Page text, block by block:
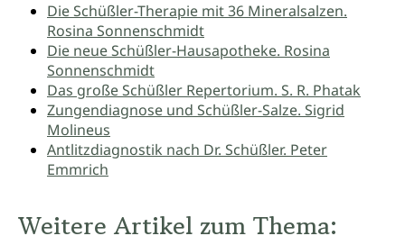
Die Schüßler-Therapie mit 36 Mineralsalzen.
Rosina Sonnenschmidt
Die neue Schüßler-Hausapotheke. Rosina
Sonnenschmidt
Das große Schüßler Repertorium. S. R. Phatak
Zungendiagnose und Schüßler-Salze. Sigrid
Molineus
Antlitzdiagnostik nach Dr. Schüßler. Peter
Emmrich
Weitere Artikel zum Thema: